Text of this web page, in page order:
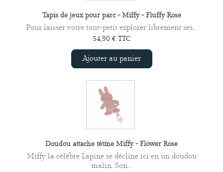
Tapis de jeux pour parc - Miffy - Fluffy Rose
Pour laisser votre tout-petit explorer librement ses...
54,90 € TTC
Ajouter au panier
Doudou attache tétine Miffy - Flower Rose
Miffy la célèbre Lapine se décline ici en un doudou
malin. Son...